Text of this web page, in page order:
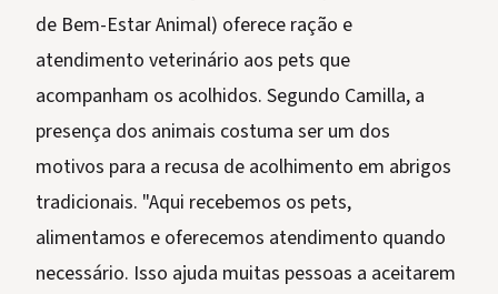
de Bem-Estar Animal) oferece ração e
atendimento veterinário aos pets que
acompanham os acolhidos. Segundo Camilla, a
presença dos animais costuma ser um dos
motivos para a recusa de acolhimento em abrigos
tradicionais. "Aqui recebemos os pets,
alimentamos e oferecemos atendimento quando
necessário. Isso ajuda muitas pessoas a aceitarem